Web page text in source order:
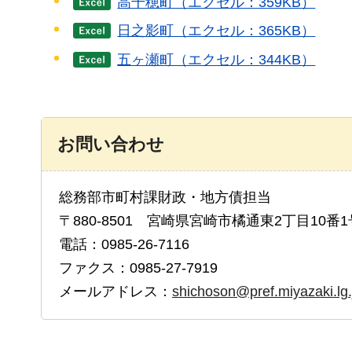
日之影町（エクセル：365KB）
五ヶ瀬町（エクセル：344KB）
お問い合わせ
総務部市町村課財政・地方債担当
〒880-8501 宮崎県宮崎市橘通東2丁目10番1
電話：0985-26-7116
ファクス：0985-27-7919
メールアドレス：